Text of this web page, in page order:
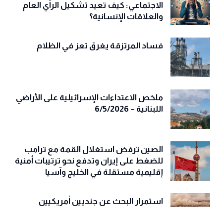
الاجتماعي: كيف تعيد تشكيل الرأي العام
والعلاقات الإنسانية؟
فساد المرتزقة يغرق تعز في الظلام
ملخص الاعتداءات الإسرائيلية على الأراضي
اللبنانية – 6/5/2026
الصين ترفض استغلال القمة مع ترامب
للضغط على إيران وتدفع نحو ترتيبات أمنية
إقليمية مستقلة في الخليج وآسيا
استمرار البحث عن جنديين أمريكيين